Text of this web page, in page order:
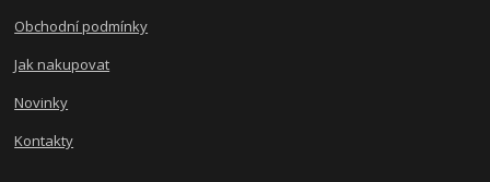
Obchodní podmínky
Jak nakupovat
Novinky
Kontakty